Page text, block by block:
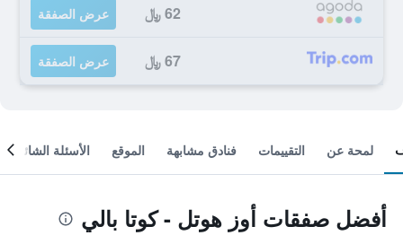
62 ﷼ عرض الصفقة
67 ﷼ عرض الصفقة
لمحة عن التقييمات فنادق مشابهة الموقع الأسئلة الشائعة
أفضل صفقات أوز هوتل - كوتا بالي